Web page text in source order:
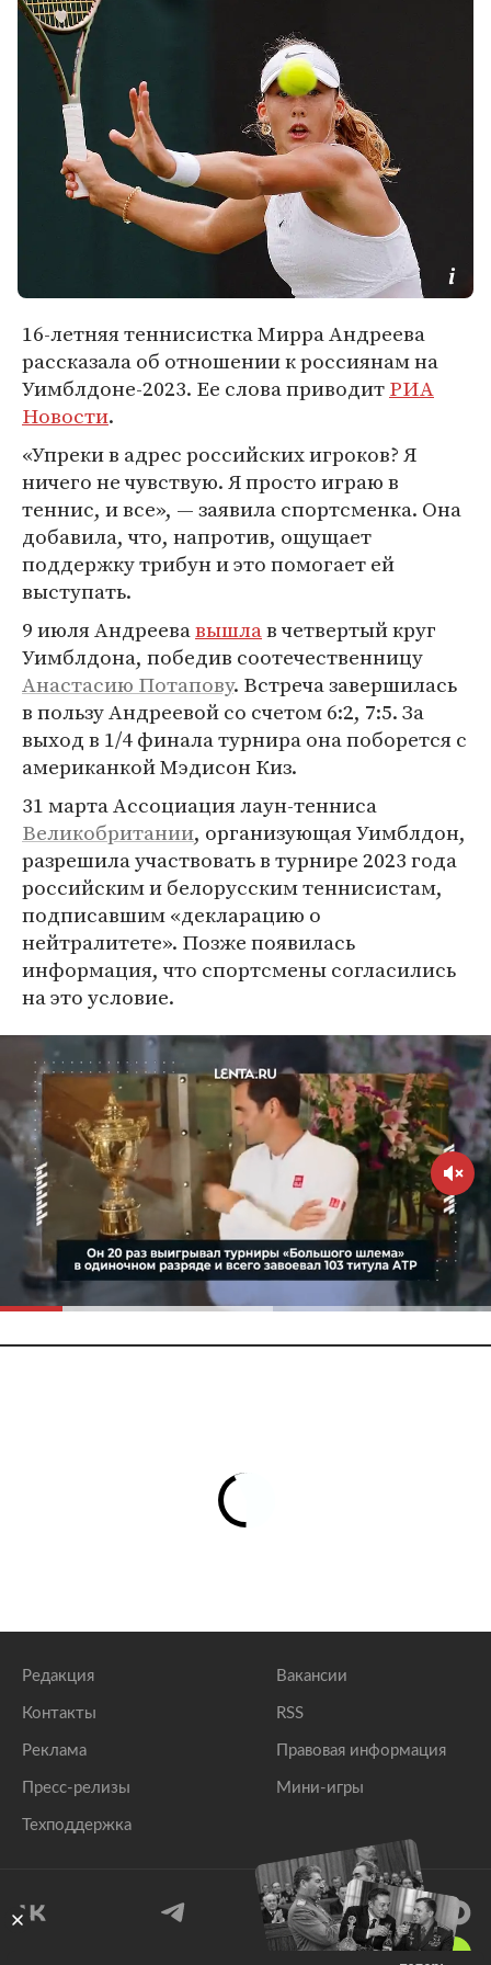
16-летняя теннисистка Мирра Андреева
рассказала об отношении к россиянам на
Уимблдоне-2023. Ее слова приводитРИА
Новости.
«Упреки в адрес российских игроков? Я
ничего не чувствую. Я просто играю в
теннис, и все», — заявила спортсменка. Она
добавила, что, напротив, ощущает
поддержку трибун и это помогает ей
выступать.
9 июля Андреевавышлав четвертый круг
Уимблдона, победив соотечественницу
Анастасию Потапову. Встреча завершилась
в пользу Андреевой со счетом 6:2, 7:5. За
выход в 1/4 финала турнира она поборется с
американкой Мэдисон Киз.
31 марта Ассоциация лаун-тенниса
Великобритании, организующая Уимблдон,
разрешила участвовать в турнире 2023 года
российским и белорусским теннисистам,
подписавшим «декларацию о
нейтралитете». Позже появилась
информация, что спортсмены согласились
на это условие.
Редакция
Контакты
Реклама
Пресс-релизы
Техподдержка
Вакансии
RSS
Правовая информация
Мини-игры